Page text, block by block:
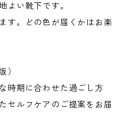
よい靴下です。
す。どの色が届くかはお楽
）
時期に合わせた過ごし方
セルフケアのご提案をお届